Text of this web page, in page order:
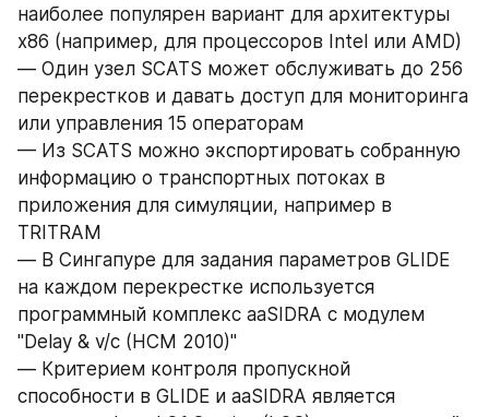
наиболее популярен вариант для архитектуры
x86 (например, для процессоров Intel или AMD)
— Один узел SCATS может обслуживать до 256
перекрестков и давать доступ для мониторинга
или управления 15 операторам
— Из SCATS можно экспортировать собранную
информацию о транспортных потоках в
приложения для симуляции, например в
TRITRAM
— В Сингапуре для задания параметров GLIDE
на каждом перекрестке используется
программный комплекс aaSIDRA с модулем
"Delay & v/c (HCM 2010)"
— Критерием контроля пропускной
способности в GLIDE и aaSIDRA является